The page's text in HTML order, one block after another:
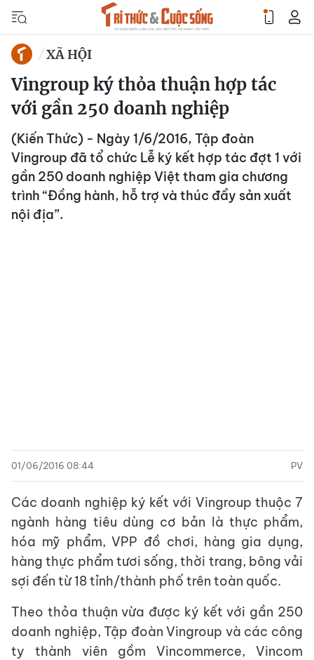
XÃ HỘI
Vingroup ký thỏa thuận hợp tác
với gần 250 doanh nghiệp
(Kiến Thức) - Ngày 1/6/2016, Tập đoàn
Vingroup đã tổ chức Lễ ký kết hợp tác đợt 1 với
gần 250 doanh nghiệp Việt tham gia chương
trình “Đồng hành, hỗ trợ và thúc đẩy sản xuất
nội địa”.
01/06/2016 08:44 PV
Các doanh nghiệp ký kết với Vingroup thuộc 7
ngành hàng tiêu dùng cơ bản là thực phẩm,
hóa mỹ phẩm, VPP đồ chơi, hàng gia dụng,
hàng thực phẩm tươi sống, thời trang, bông vải
sợi đến từ 18 tỉnh/thành phố trên toàn quốc.
Theo thỏa thuận vừa được ký kết với gần 250
doanh nghiệp, Tập đoàn Vingroup và các công
ty thành viên gồm Vincommerce, Vincom